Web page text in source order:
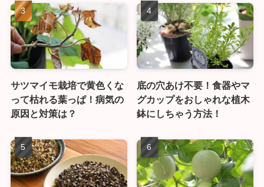
サツマイモ栽培で黄色くな
って枯れる葉っぱ！病気の
原因と対策は？
底の穴あけ不要！食器やマ
グカップをおしゃれな植木
鉢にしちゃう方法！